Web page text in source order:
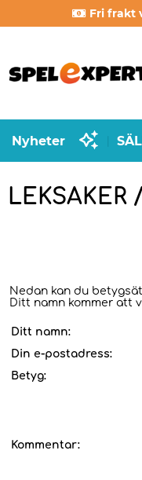
Fri frakt
Nyheter
Nedan kan du
Ditt namn kommer att
Ditt namn:
Din e-postadress:
Betyg:
Kommentar: